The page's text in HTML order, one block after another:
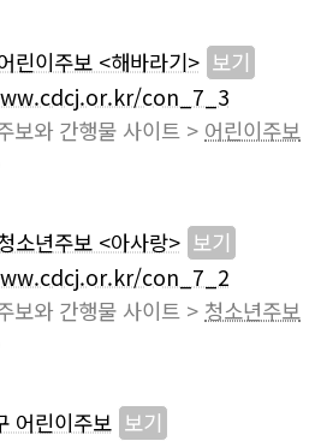
린이주보 <해바라기> 보기
con_7_3
보와 간행물 사이트 > 어린이주보
소년주보 <아사랑> 보기
con_7_2
보와 간행물 사이트 > 청소년주보
어린이주보 보기